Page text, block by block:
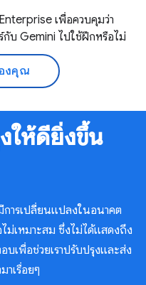
เพื่อควบคุมว่า
บ Gemini ไปใช้ฝึกหรือไม่
งคุณ
ให้ดียิ่งขึ้น
ารเปลี่ยนแปลงในอนาคต
ม่เหมาะสม ซึ่งไม่ได้แสดงถึง
เพื่อช่วยเราปรับปรุงและส่ง
าเรื่อยๆ